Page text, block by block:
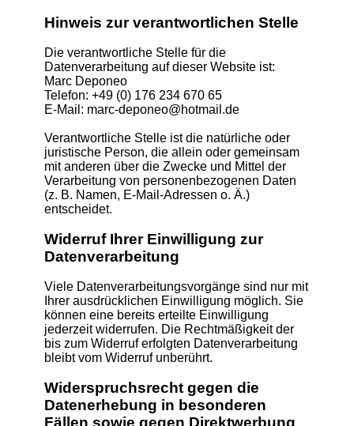
Hinweis zur verantwortlichen Stelle
Die verantwortliche Stelle für die
Datenverarbeitung auf dieser Website ist:
Marc Deponeo
Telefon: +49 (0) 176 234 670 65
E-Mail: marc-deponeo@hotmail.de
Verantwortliche Stelle ist die natürliche oder
juristische Person, die allein oder gemeinsam
mit anderen über die Zwecke und Mittel der
Verarbeitung von personenbezogenen Daten
(z. B. Namen, E-Mail-Adressen o. Ä.)
entscheidet.
Widerruf Ihrer Einwilligung zur
Datenverarbeitung
Viele Datenverarbeitungsvorgänge sind nur mit
Ihrer ausdrücklichen Einwilligung möglich. Sie
können eine bereits erteilte Einwilligung
jederzeit widerrufen. Die Rechtmäßigkeit der
bis zum Widerruf erfolgten Datenverarbeitung
bleibt vom Widerruf unberührt.
Widerspruchsrecht gegen die
Datenerhebung in besonderen
Fällen sowie gegen Direktwerbung